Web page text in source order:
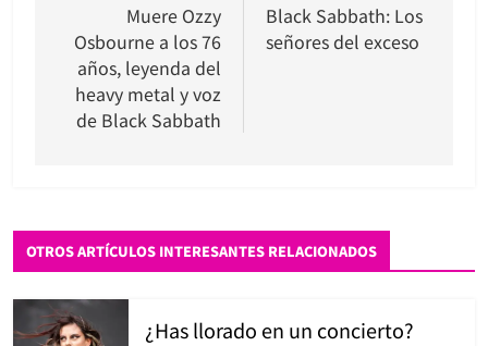
entradas
Muere Ozzy
Osbourne a los 76
años, leyenda del
heavy metal y voz
de Black Sabbath
Black Sabbath: Los
señores del exceso
OTROS ARTÍCULOS INTERESANTES RELACIONADOS
¿Has llorado en un concierto?